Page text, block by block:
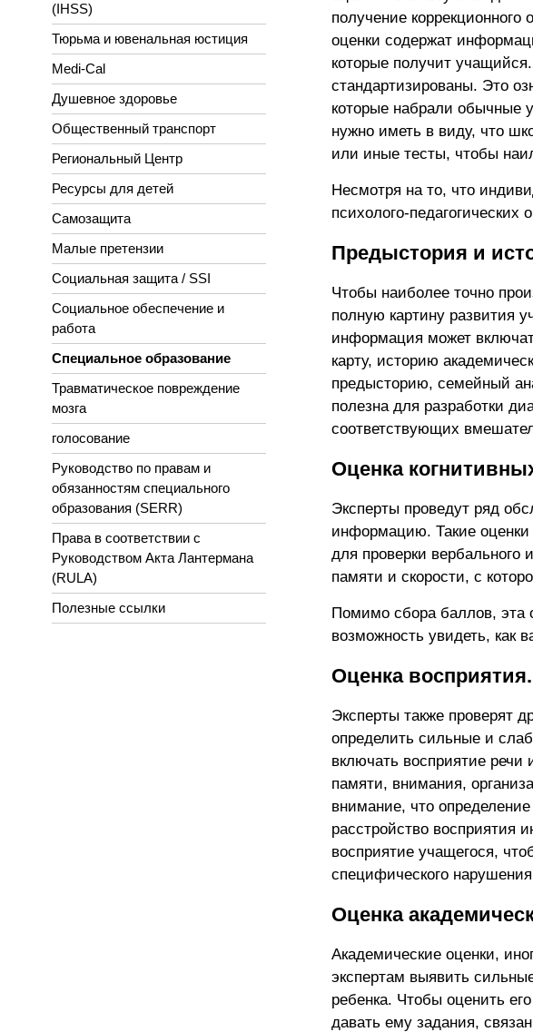
(IHSS)
Тюрьма и ювенальная юстиция
Medi-Cal
Душевное здоровье
Общественный транспорт
Региональный Центр
Ресурсы для детей
Самозащита
Малые претензии
Социальная защита / SSI
Социальное обеспечение и
работа
Специальное образование
Травматическое повреждение
мозга
голосование
Руководство по правам и
обязанностям специального
образования (SERR)
Права в соответствии с
Руководством Акта Лантермана
(RULA)
Полезные ссылки
получение коррекционного
оценки содержат
которые получит
стандартизированы. Это
которые набрали обычные
нужно иметь в виду, что
или иные тесты, чтобы
Несмотря на то, что
психолого-педагогических
Предыстория и
Чтобы наиболее точно
полную картину развития
информация может
карту, историю
предысторию, семейный
полезна для разработки
соответствующих
Оценка
Эксперты проведут ряд
информацию. Такие
для проверки
памяти и скорости, с
Помимо сбора баллов, эта
возможность увидеть, как
Оценка восприятия.
Эксперты также проверят
определить сильные и
включать восприятие
памяти, внимания,
внимание, что
расстройство восприятия
восприятие учащегося,
специфического
Оценка
Академические оценки,
экспертам выявить
ребенка. Чтобы оценить
давать ему задания,